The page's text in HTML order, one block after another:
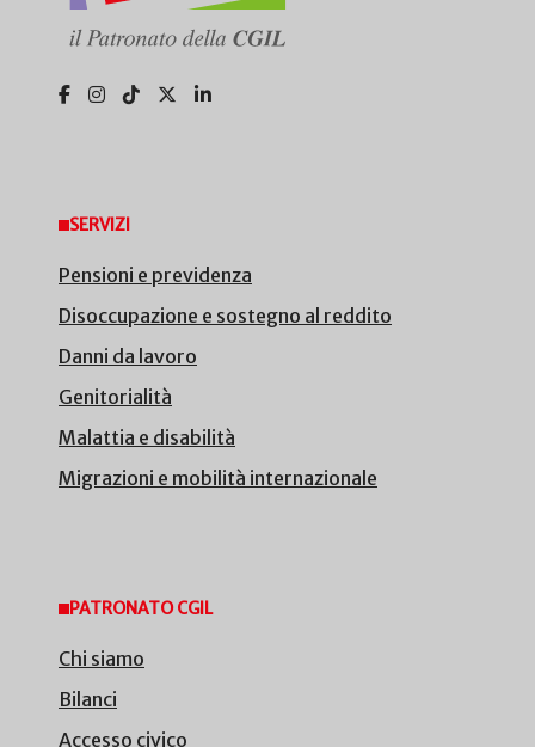
SERVIZI
Pensioni e previdenza
Disoccupazione e sostegno al reddito
Danni da lavoro
Genitorialità
Malattia e disabilità
Migrazioni e mobilità internazionale
PATRONATO CGIL
Chi siamo
Bilanci
Accesso civico